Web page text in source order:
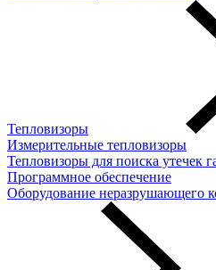
Тепловизоры
Измерительные тепловизоры
Тепловизоры для поиска утечек
Программное обеспечение
Оборудование неразрушающего